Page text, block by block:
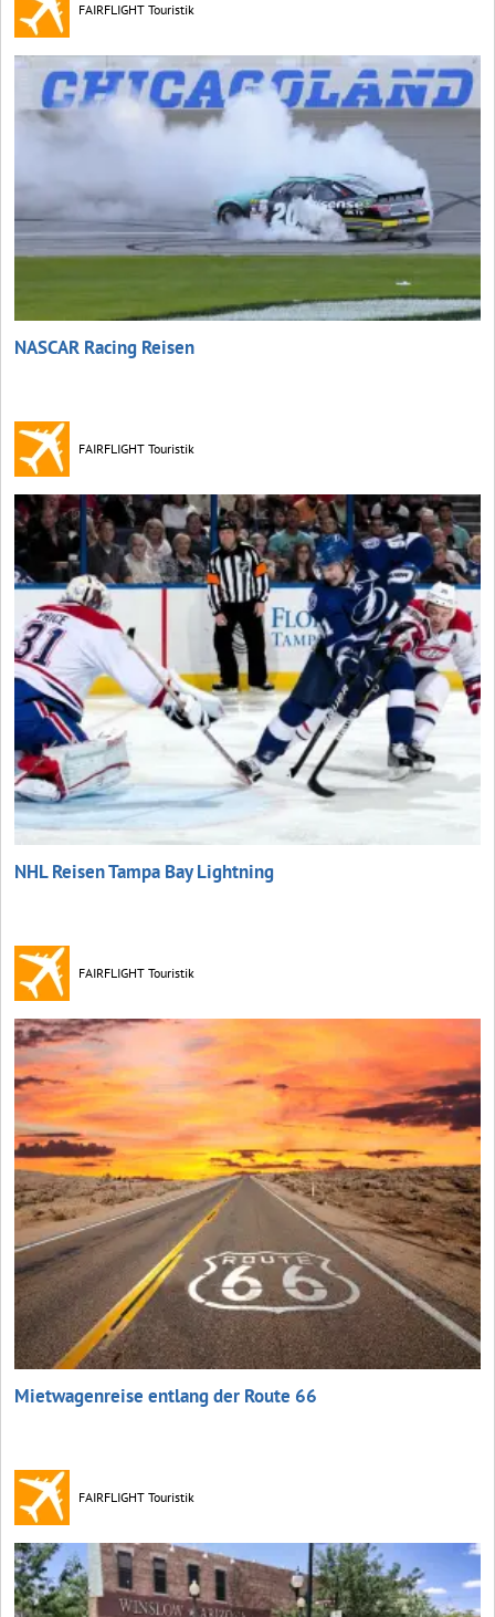
FAIRFLIGHT Touristik
NASCAR Racing Reisen
FAIRFLIGHT Touristik
NHL Reisen Tampa Bay Lightning
FAIRFLIGHT Touristik
Mietwagenreise entlang der Route 66
FAIRFLIGHT Touristik